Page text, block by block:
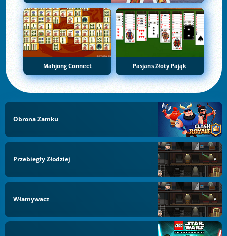
Mahjong Connect Pasjans Złoty Pająk
Obrona Zamku
Przebiegły Złodziej
Włamywacz